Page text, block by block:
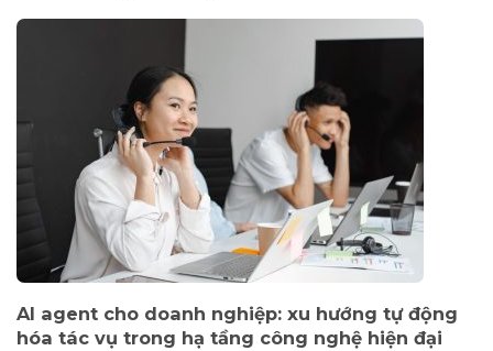
AI agent cho doanh nghiệp: xu hướng tự động
hóa tác vụ trong hạ tầng công nghệ hiện đại